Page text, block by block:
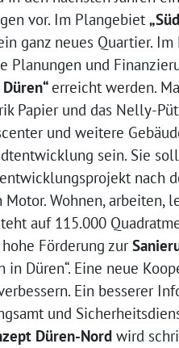
vor. Im Plangebiet
ganz neues Quartier.
und
erreicht werden.
Papier und das Nelly-
und weitere
sein. Sie
nach
Wohnen, arbeiten,
auf 115.000
Förderung zur
in Düren“. Eine neue
Ein besserer
und
Düren-Nord wird